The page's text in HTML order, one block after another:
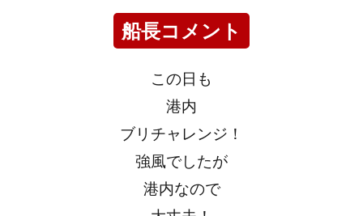
船長コメント
この日も
港内
ブリチャレンジ！
強風でしたが
港内なので